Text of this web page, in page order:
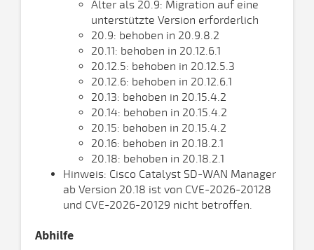
Älter als 20.9: Migration auf eine
unterstützte Version erforderlich
20.9: behoben in 20.9.8.2
20.11: behoben in 20.12.6.1
20.12.5: behoben in 20.12.5.3
20.12.6: behoben in 20.12.6.1
20.13: behoben in 20.15.4.2
20.14: behoben in 20.15.4.2
20.15: behoben in 20.15.4.2
20.16: behoben in 20.18.2.1
20.18: behoben in 20.18.2.1
Hinweis: Cisco Catalyst SD-WAN Manager
ab Version 20.18 ist von CVE-2026-20128
und CVE-2026-20129 nicht betroffen.
Abhilfe